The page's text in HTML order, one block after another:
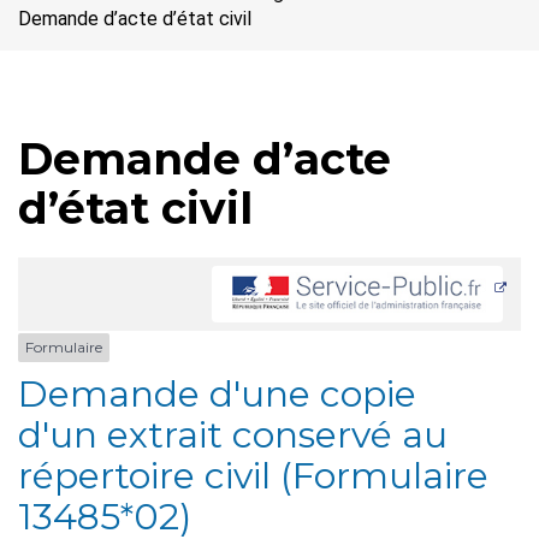
Demande d’acte d’état civil
Demande d’acte
d’état civil
Formulaire
Demande d'une copie
d'un extrait conservé au
répertoire civil (Formulaire
13485*02)